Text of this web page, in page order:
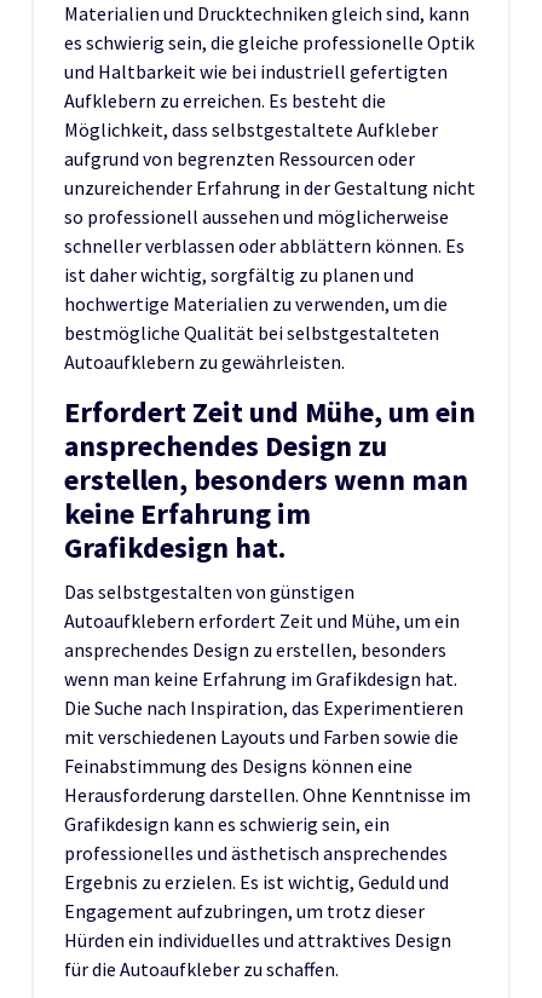
Materialien und Drucktechniken gleich sind, kann
es schwierig sein, die gleiche professionelle Optik
und Haltbarkeit wie bei industriell gefertigten
Aufklebern zu erreichen. Es besteht die
Möglichkeit, dass selbstgestaltete Aufkleber
aufgrund von begrenzten Ressourcen oder
unzureichender Erfahrung in der Gestaltung nicht
so professionell aussehen und möglicherweise
schneller verblassen oder abblättern können. Es
ist daher wichtig, sorgfältig zu planen und
hochwertige Materialien zu verwenden, um die
bestmögliche Qualität bei selbstgestalteten
Autoaufklebern zu gewährleisten.
Erfordert Zeit und Mühe, um ein
ansprechendes Design zu
erstellen, besonders wenn man
keine Erfahrung im
Grafikdesign hat.
Das selbstgestalten von günstigen
Autoaufklebern erfordert Zeit und Mühe, um ein
ansprechendes Design zu erstellen, besonders
wenn man keine Erfahrung im Grafikdesign hat.
Die Suche nach Inspiration, das Experimentieren
mit verschiedenen Layouts und Farben sowie die
Feinabstimmung des Designs können eine
Herausforderung darstellen. Ohne Kenntnisse im
Grafikdesign kann es schwierig sein, ein
professionelles und ästhetisch ansprechendes
Ergebnis zu erzielen. Es ist wichtig, Geduld und
Engagement aufzubringen, um trotz dieser
Hürden ein individuelles und attraktives Design
für die Autoaufkleber zu schaffen.